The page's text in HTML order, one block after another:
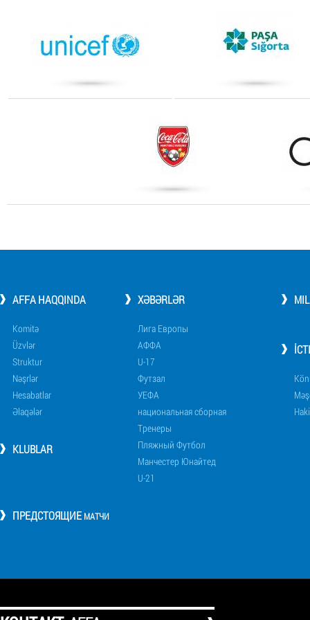
AFFA HAQQINDA
Komitə
Üzvlər
Struktur
Nəşrlər
Hesabatlar
Əlaqələr
KLUBLAR
XƏBƏRLƏR
Лига Европы
АФФА
U-17
Футзал
УЕФА
национальная сборная
Тренеры
Пляжный Футбол
Манчестер Юнайтед
U-21
ПРЕДСТОЯЩИЕ МАТЧИ